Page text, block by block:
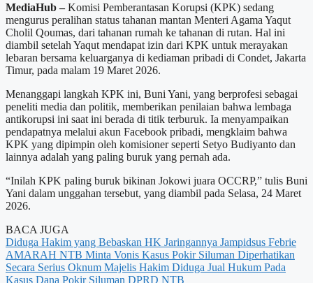
MediaHub –Komisi Pemberantasan Korupsi (KPK) sedang
mengurus peralihan status tahanan mantan Menteri Agama Yaqut
Cholil Qoumas, dari tahanan rumah ke tahanan di rutan. Hal ini
diambil setelah Yaqut mendapat izin dari KPK untuk merayakan
lebaran bersama keluarganya di kediaman pribadi di Condet, Jakarta
Timur, pada malam 19 Maret 2026.
Menanggapi langkah KPK ini, Buni Yani, yang berprofesi sebagai
peneliti media dan politik, memberikan penilaian bahwa lembaga
antikorupsi ini saat ini berada di titik terburuk. Ia menyampaikan
pendapatnya melalui akun Facebook pribadi, mengklaim bahwa
KPK yang dipimpin oleh komisioner seperti Setyo Budiyanto dan
lainnya adalah yang paling buruk yang pernah ada.
“Inilah KPK paling buruk bikinan Jokowi juara OCCRP,” tulis Buni
Yani dalam unggahan tersebut, yang diambil pada Selasa, 24 Maret
2026.
BACA JUGA
Diduga Hakim yang Bebaskan HK Jaringannya Jampidsus Febrie
AMARAH NTB Minta Vonis Kasus Pokir Siluman Diperhatikan
Secara Serius Oknum Majelis Hakim Diduga Jual Hukum Pada
Kasus Dana Pokir Siluman DPRD NTB